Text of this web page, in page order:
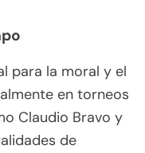
para la moral y el
en torneos
Claudio Bravo y
de